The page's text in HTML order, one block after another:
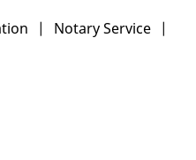
| Notary Service |